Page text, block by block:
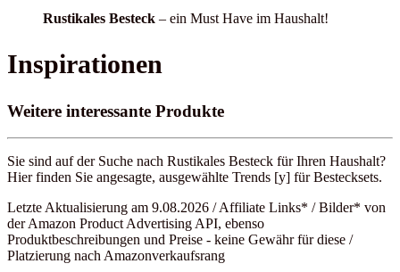
Rustikales Besteck – ein Must Have im Haushalt!
Inspirationen
Weitere interessante Produkte
Sie sind auf der Suche nach Rustikales Besteck für Ihren Haushalt?
Hier finden Sie angesagte, ausgewählte Trends [y] für Bestecksets.
Letzte Aktualisierung am 9.08.2026 / Affiliate Links* / Bilder* von
der Amazon Product Advertising API, ebenso
Produktbeschreibungen und Preise - keine Gewähr für diese /
Platzierung nach Amazonverkaufsrang